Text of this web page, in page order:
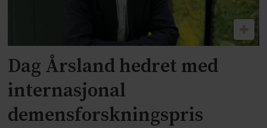
Dag Årsland hedret med
internasjonal
demensforskningspris